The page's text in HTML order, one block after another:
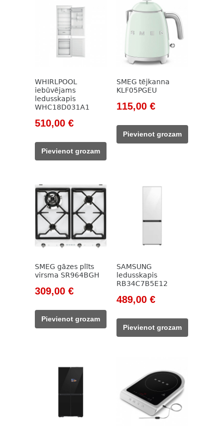
WHIRLPOOL
iebūvējams
ledusskapis
WHC18D031A1
Original
was:
653,00 €.
510,00 €Current
510,00 €.
Pievienot grozam
SMEG tējkanna
KLF05PGEU
Original
was:
131,00 €.
115,00 €Current
115,00 €.
Pievienot grozam
SMEG gāzes plīts
virsma SR964BGH
Original
was:
594,00 €.
309,00 €Current
309,00 €.
Pievienot grozam
SAMSUNG
ledusskapis
RB34C7B5E12
Original
was:
755,00 €.
489,00 €Current
489,00 €.
Pievienot grozam